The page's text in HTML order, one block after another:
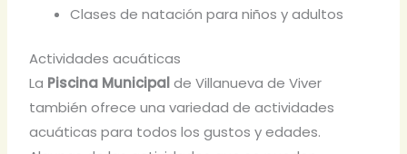
Clases de natación para niños y adultos
Actividades acuáticas
La Piscina Municipalde Villanueva de Viver
también ofrece una variedad de actividades
acuáticas para todos los gustos y edades.